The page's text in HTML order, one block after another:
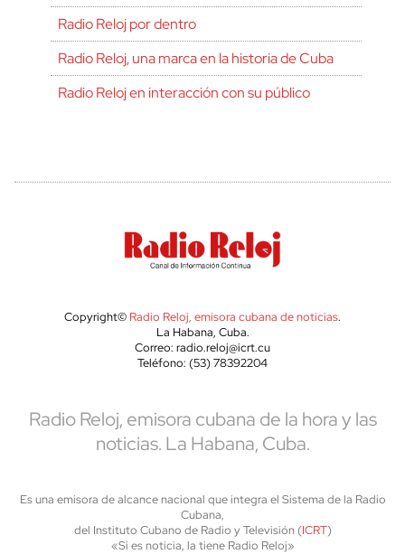
Radio Reloj por dentro
Radio Reloj, una marca en la historia de Cuba
Radio Reloj en interacción con su público
Copyright© Radio Reloj, emisora cubana de noticias.
La Habana, Cuba.
Correo: radio.reloj@icrt.cu
Teléfono: (53) 78392204
Radio Reloj, emisora cubana de la hora y las
noticias. La Habana, Cuba.
Es una emisora de alcance nacional que integra el Sistema de la Radio
Cubana,
del Instituto Cubano de Radio y Televisión (ICRT)
«Si es noticia, la tiene Radio Reloj»